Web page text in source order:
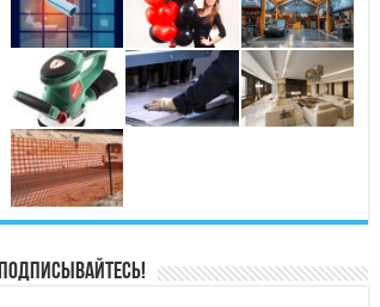
Подписывайтесь!